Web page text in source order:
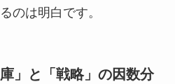
のは明白です。
」と「戦略」の因数分